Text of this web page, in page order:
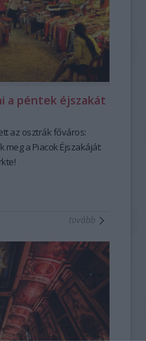
a péntek éjszakát
az osztrák főváros:
a Piacok Éjszakáját:
tovább